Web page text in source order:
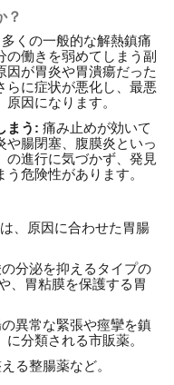
？
多くの一般的な解熱鎮痛
働きを弱めてしまう副
因が胃炎や胃潰瘍だった
らに症状が悪化し、最悪
因になります。
まう: 痛み止めが効いて
や腸閉塞、腹膜炎といっ
の進行に気づかず、発見
危険性があります。
、原因に合わせた胃腸
の分泌を抑えるタイプの
、胃粘膜を保護する胃
の異常な緊張や痙攣を鎮
分類される市販薬。
る整腸薬など。